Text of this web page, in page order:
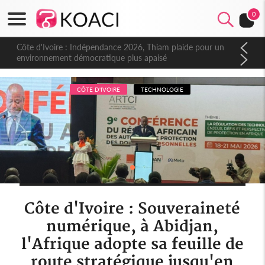
0
Côte d'Ivoire : Indépendance 2026, Thiam plaide pour un
environnement démocratique plus apaisé
CÔTE D'IVOIRE TECHNOLOGIE
Côte d'Ivoire : Souveraineté
numérique, à Abidjan,
l'Afrique adopte sa feuille de